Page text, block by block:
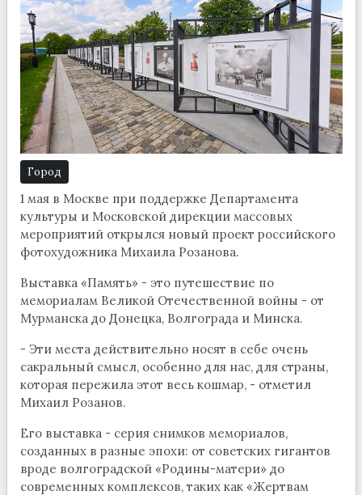
Город
1 мая в Москве при поддержке Департамента
культуры и Московской дирекции массовых
мероприятий открылся новый проект российского
фотохудожника Михаила Розанова.
Выставка «Память» - это путешествие по
мемориалам Великой Отечественной войны - от
Мурманска до Донецка, Волгограда и Минска.
- Эти места действительно носят в себе очень
сакральный смысл, особенно для нас, для страны,
которая пережила этот весь кошмар, - отметил
Михаил Розанов.
Его выставка - серия снимков мемориалов,
созданных в разные эпохи: от советских гигантов
вроде волгоградской «Родины-матери» до
современных комплексов, таких как «Жертвам